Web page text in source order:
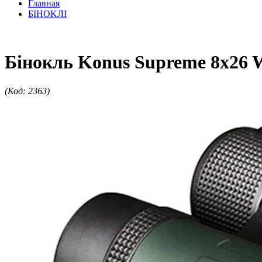
Главная
БIHOKЛI
Бінокль Konus Supreme 8x26
(Код: 2363)